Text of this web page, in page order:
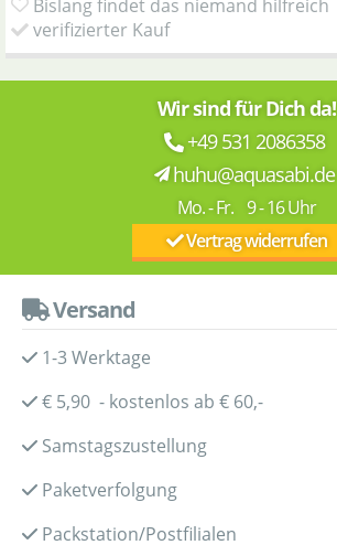
Bislang findet das niemand hilfreich
verifizierter Kauf
Wir sind für Dich da!
+49 531 2086358
huhu@aquasabi.de
Mo. - Fr. 9 - 16 Uhr
Vertrag widerrufen
Versand
1-3 Werktage
€ 5,90 - kostenlos ab € 60,-
Samstagszustellung
Paketverfolgung
Packstation/Postfilialen